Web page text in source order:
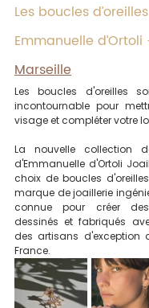
Les boucles
Emmanuelle
Marseille
Les boucles d'oreilles
incontournable pour
visage et compléter votre
La nouvelle collection
d'Emmanuelle d'Ortoli
choix de boucles
marque de joaillerie
connue pour créer
dessinés et fabriqués
des artisans d'exception
France.